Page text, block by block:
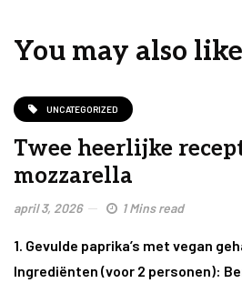
You may also like
UNCATEGORIZED
Twee heerlijke
mozzarella
april 3, 2026 1 Mins read
1. Gevulde paprika’s met vegan
Ingrediënten (voor 2 personen):